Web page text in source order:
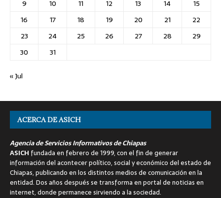
9
10 11 12 13 14
15
16
17 18 19 20 21
22
23
24 25 26 27 28
29
30
31
« Jul
ACERCA DE ASICH
Agencia de Servicios Informativos de Chiapas
ASICH fundada en febrero de 1999, con el fin de generar
información del acontecer político, social y económico del estado de
Chiapas, publicando en los distintos medios de comunicación en la
entidad. Dos años después se transforma en portal de noticias en
internet, donde permanece sirviendo a la sociedad.